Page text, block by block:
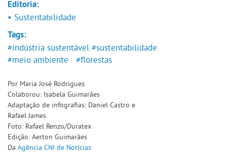
Editoria:
• Sustentabilidade
Tags:
#indústria sustentável #sustentabilidade
#meio ambiente
#florestas
Por Maria José Rodrigues
Colaborou: Isabela Guimarães
Adaptação de infografias: Daniel Castro e
Rafael James
Foto: Rafael Renzo/Duratex
Edição: Aerton Guimarães
Da Agência CNI de Notícias